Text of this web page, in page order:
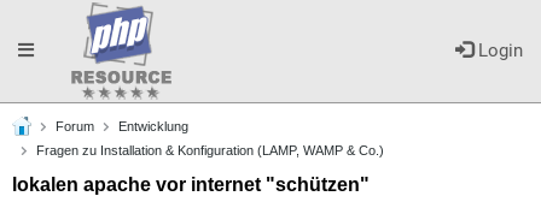
Login
Toggle
navigation
Forum
Entwicklung
Fragen zu Installation & Konfiguration (LAMP, WAMP & Co.)
lokalen apache vor internet "schützen"